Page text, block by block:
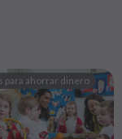
para ahorrar dinero